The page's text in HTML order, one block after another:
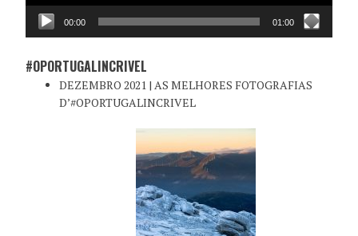
00:00 01:00
#OPORTUGALINCRIVEL
DEZEMBRO 2021 | AS MELHORES FOTOGRAFIAS
D’#OPORTUGALINCRIVEL